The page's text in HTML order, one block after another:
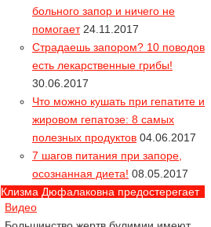
больного запор и ничего не
помогает 24.11.2017
Страдаешь запором? 10 поводов
есть лекарственные грибы!
30.06.2017
Что можно кушать при гепатите и
жировом гепатозе: 8 самых
полезных продуктов 04.06.2017
7 шагов питания при запоре,
осознанная диета! 08.05.2017
Клизма Дюфалаковна предостерегает
Вся правда про
55% продуктов "глютен-фри"
Звездопад или как умирают звезды
Видео
Какие диеты несовместимы с жизнью
Булимия - смертельное обжорство
Видео
Большинство жертв булимии имеют